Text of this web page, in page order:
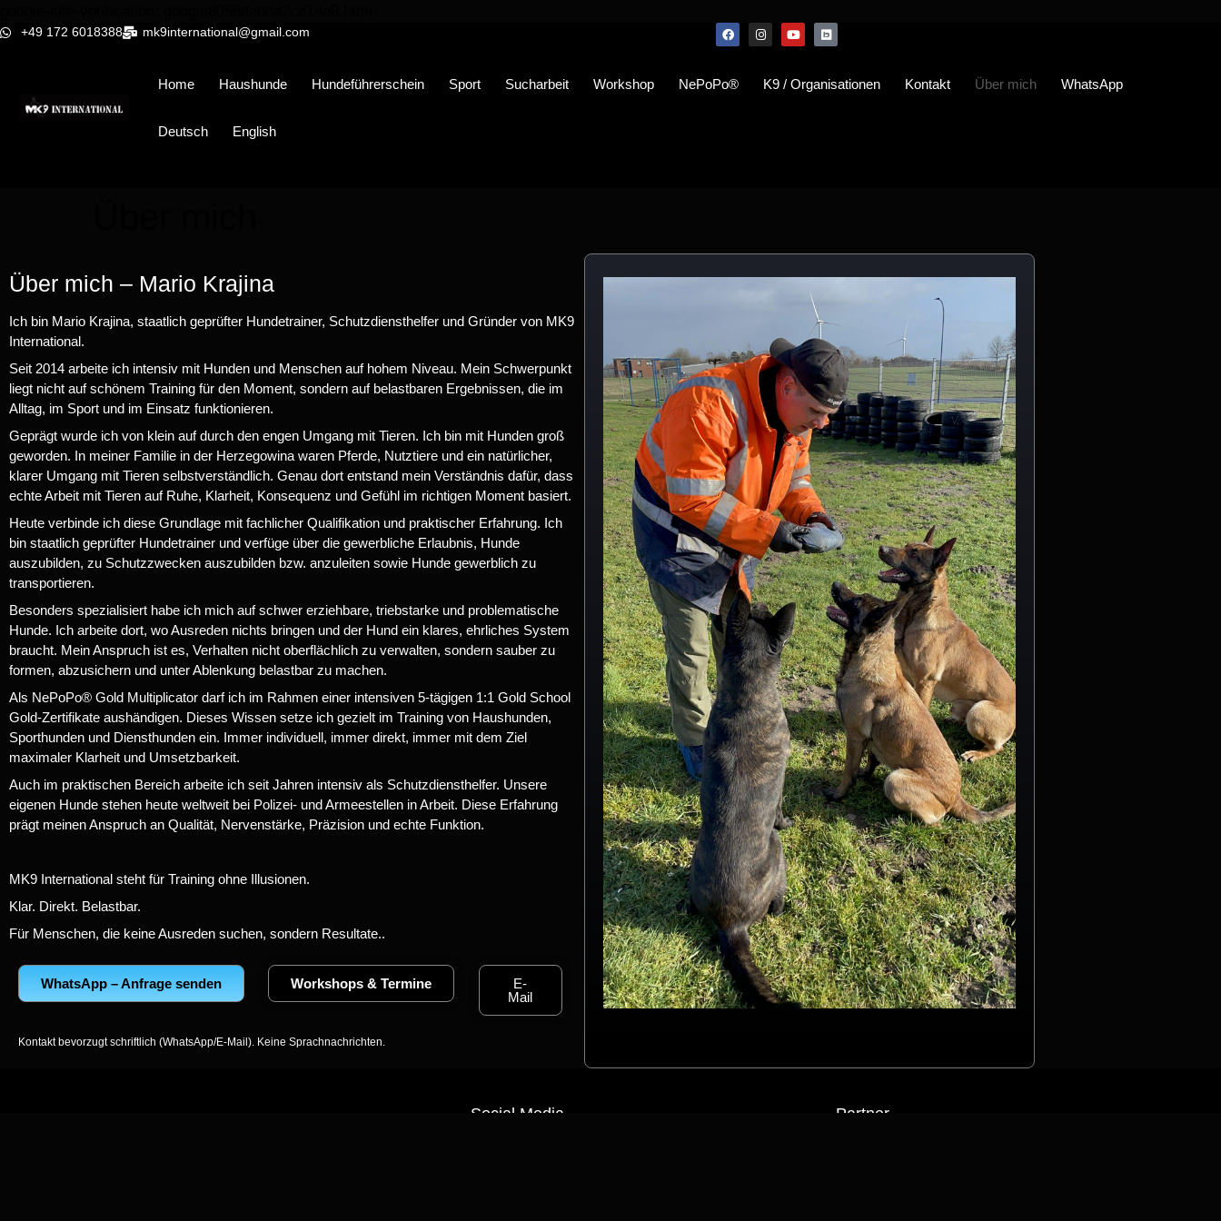
+49 172 6018388 mk9international@gmail.com
Home Haushunde Hundeführerschein Sport Sucharbeit Workshop NePoPo® K9 / Organisationen Kontakt Über mich WhatsApp
Deutsch English
Über mich – Mario Krajina
Ich bin Mario Krajina, staatlich geprüfter Hundetrainer, Schutzdiensthelfer und Gründer von MK9
International.
Seit 2014 arbeite ich intensiv mit Hunden und Menschen auf hohem Niveau. Mein Schwerpunkt
liegt nicht auf schönem Training für den Moment, sondern auf belastbaren Ergebnissen, die im
Alltag, im Sport und im Einsatz funktionieren.
Geprägt wurde ich von klein auf durch den engen Umgang mit Tieren. Ich bin mit Hunden groß
geworden. In meiner Familie in der Herzegowina waren Pferde, Nutztiere und ein natürlicher,
klarer Umgang mit Tieren selbstverständlich. Genau dort entstand mein Verständnis dafür, dass
echte Arbeit mit Tieren auf Ruhe, Klarheit, Konsequenz und Gefühl im richtigen Moment basiert.
Heute verbinde ich diese Grundlage mit fachlicher Qualifikation und praktischer Erfahrung. Ich
bin staatlich geprüfter Hundetrainer und verfüge über die gewerbliche Erlaubnis, Hunde
auszubilden, zu Schutzzwecken auszubilden bzw. anzuleiten sowie Hunde gewerblich zu
transportieren.
Besonders spezialisiert habe ich mich auf schwer erziehbare, triebstarke und problematische
Hunde. Ich arbeite dort, wo Ausreden nichts bringen und der Hund ein klares, ehrliches System
braucht. Mein Anspruch ist es, Verhalten nicht oberflächlich zu verwalten, sondern sauber zu
formen, abzusichern und unter Ablenkung belastbar zu machen.
Als NePoPo® Gold Multiplicator darf ich im Rahmen einer intensiven 5-tägigen 1:1 Gold School
Gold-Zertifikate aushändigen. Dieses Wissen setze ich gezielt im Training von Haushunden,
Sporthunden und Diensthunden ein. Immer individuell, immer direkt, immer mit dem Ziel
maximaler Klarheit und Umsetzbarkeit.
Auch im praktischen Bereich arbeite ich seit Jahren intensiv als Schutzdiensthelfer. Unsere
eigenen Hunde stehen heute weltweit bei Polizei- und Armeestellen in Arbeit. Diese Erfahrung
prägt meinen Anspruch an Qualität, Nervenstärke, Präzision und echte Funktion.
MK9 International steht für Training ohne Illusionen.
Klar. Direkt. Belastbar.
Für Menschen, die keine Ausreden suchen, sondern Resultate..
WhatsApp – Anfrage senden Workshops & Termine
E-
Mail
Kontakt bevorzugt schriftlich (WhatsApp/E-Mail). Keine Sprachnachrichten.
Social Media Partner